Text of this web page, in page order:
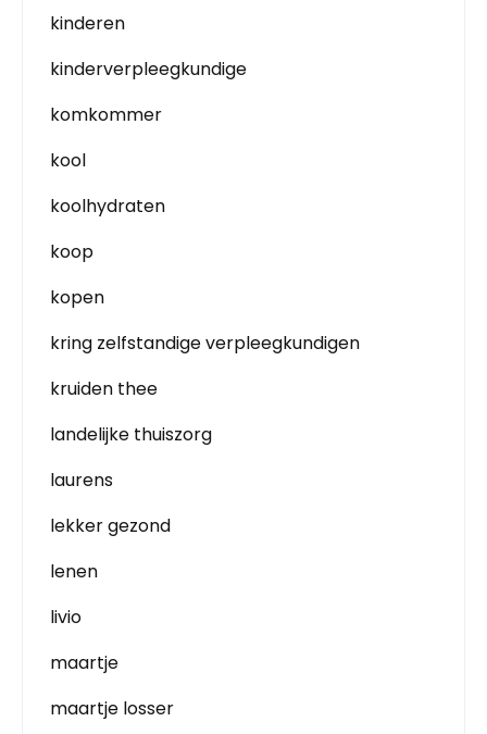
kinderen
kinderverpleegkundige
komkommer
kool
koolhydraten
koop
kopen
kring zelfstandige verpleegkundigen
kruiden thee
landelijke thuiszorg
laurens
lekker gezond
lenen
livio
maartje
maartje losser